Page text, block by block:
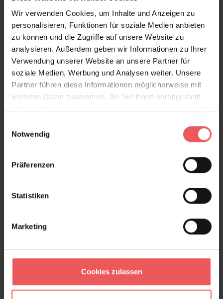
Wir verwenden Cookies, um Inhalte und Anzeigen zu
personalisieren, Funktionen für soziale Medien anbieten
zu können und die Zugriffe auf unsere Website zu
analysieren. Außerdem geben wir Informationen zu Ihrer
Verwendung unserer Website an unsere Partner für
soziale Medien, Werbung und Analysen weiter. Unsere
Partner führen diese Informationen möglicherweise mit
weiteren Daten zusammen, die Sie ihnen bereitgestellt
Notwendig
Präferenzen
Statistiken
Marketing
Cookies zulassen
Round drum